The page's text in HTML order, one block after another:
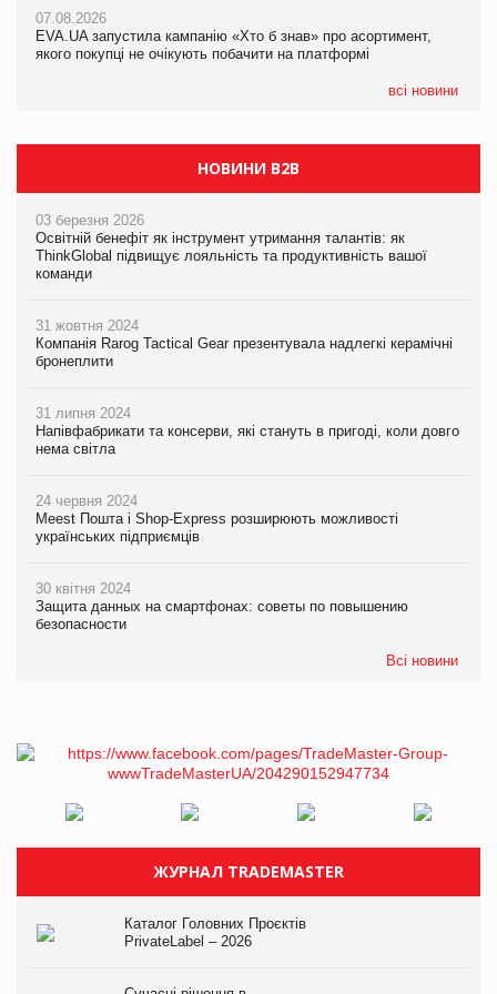
07.08.2026
EVA.UA запустила кампанію «Хто б знав» про асортимент,
якого покупці не очікують побачити на платформі
всі новини
07.08.2026
EVA.UA запустила кампанію «Хто б знав» про асортимент,
якого покупці не очікують побачити на платформі
НОВИНИ B2B
03 березня 2026
Освітній бенефіт як інструмент утримання талантів: як
ThinkGlobal підвищує лояльність та продуктивність вашої
команди
31 жовтня 2024
Компанія Rarog Tactical Gear презентувала надлегкі керамічні
бронеплити
31 липня 2024
Напівфабрикати та консерви, які стануть в пригоді, коли довго
нема світла
24 червня 2024
Meest Пошта і Shop-Express розширюють можливості
українських підприємців
30 квітня 2024
Защита данных на смартфонах: советы по повышению
безопасности
Всі новини
ЖУРНАЛ TRADEMASTER
Каталог Головних Проєктів
PrivateLabel – 2026